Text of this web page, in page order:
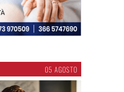
05 AGOSTO